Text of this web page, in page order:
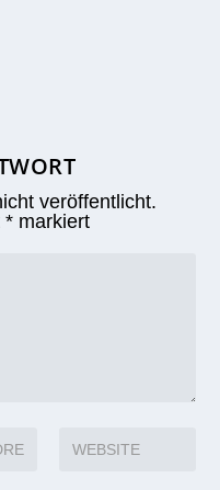
veröffentlicht.
* markiert